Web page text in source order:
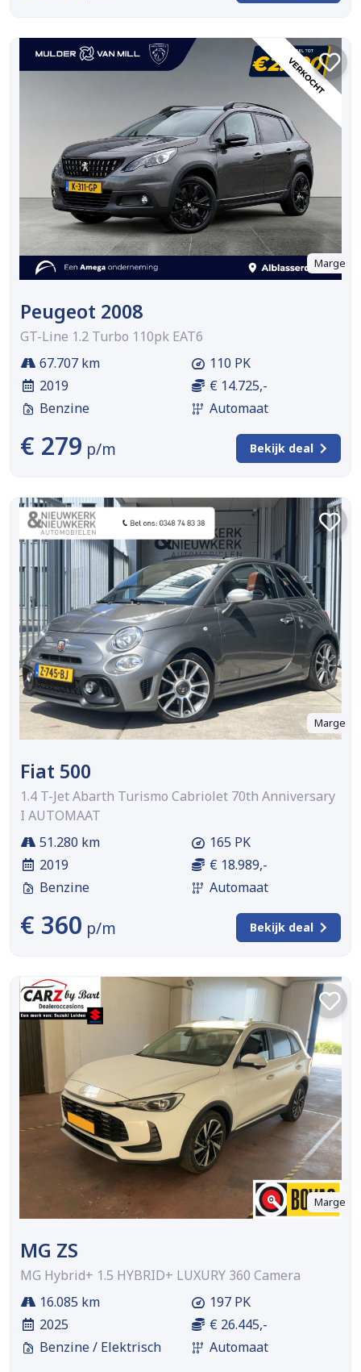
Marge
Peugeot 2008
GT-Line 1.2 Turbo 110pk EAT6
67.707 km
2019
Benzine
110 PK
€ 14.725,-
Automaat
€ 279 p/m Bekijk deal
Marge
Fiat 500
1.4 T-Jet Abarth Turismo Cabriolet 70th Anniversary
I AUTOMAAT
51.280 km
2019
Benzine
165 PK
€ 18.989,-
Automaat
€ 360 p/m Bekijk deal
Marge
MG ZS
MG Hybrid+ 1.5 HYBRID+ LUXURY 360 Camera
16.085 km
2025
Benzine / Elektrisch
197 PK
€ 26.445,-
Automaat